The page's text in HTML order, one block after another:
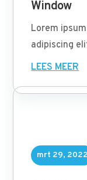
Window
Lorem
adipiscing
LEES MEER
mrt 29, 2022